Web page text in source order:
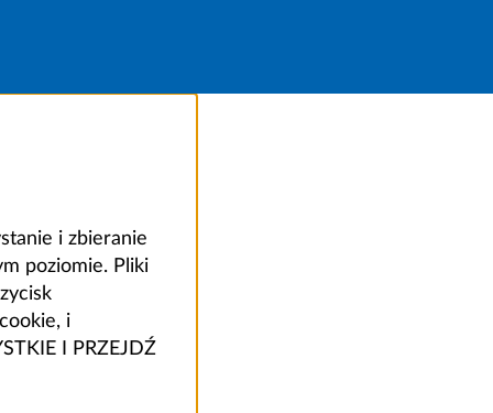
i zbieranie
poziomie. Pliki
i
I PRZEJDŹ